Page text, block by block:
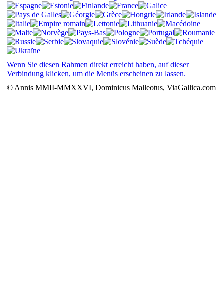
Wenn Sie diesen Rahmen direkt erreicht haben, auf dieser
Verbindung klicken, um die Menüs erscheinen zu lassen.
© Annis MMII-MMXXVI, Dominicus Malleotus, ViaGallica.com